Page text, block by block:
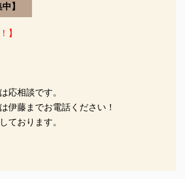
越しを
る予定
延期に
...
】
】
応相談です。
伊藤までお電話ください！
ております。